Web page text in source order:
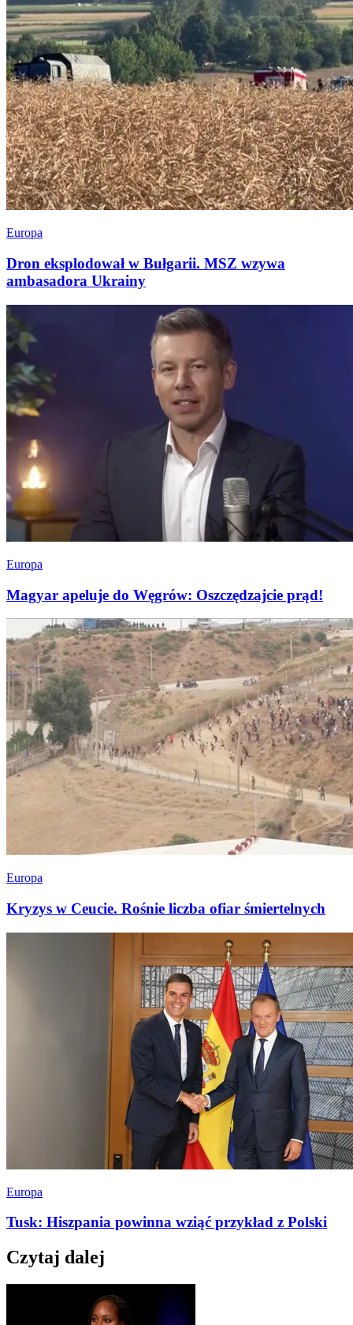
Europa
Dron eksplodował w Bułgarii. MSZ wzywa
ambasadora Ukrainy
Europa
Magyar apeluje do Węgrów: Oszczędzajcie prąd!
Europa
Kryzys w Ceucie. Rośnie liczba ofiar śmiertelnych
Europa
Tusk: Hiszpania powinna wziąć przykład z Polski
Czytaj dalej